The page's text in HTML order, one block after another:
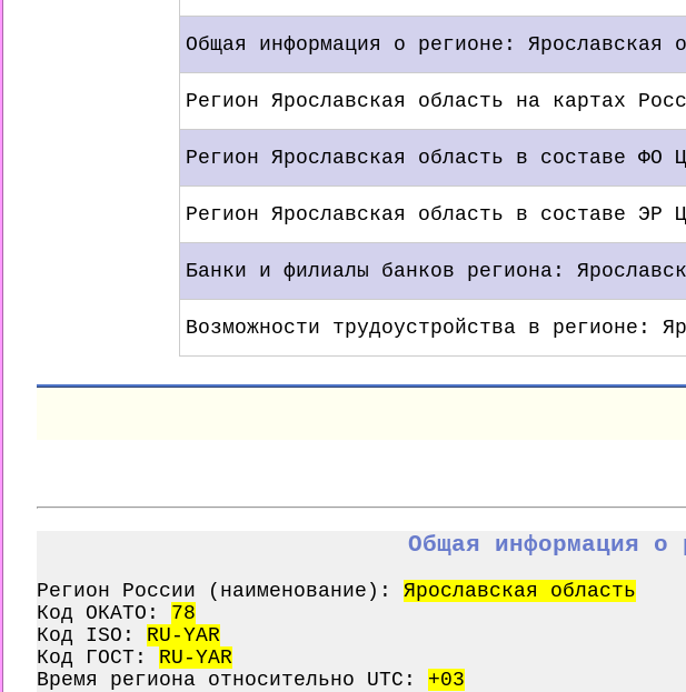
Общая информация о регионе: Ярославская
Регион Ярославская область на картах
Регион Ярославская область в составе ФО
Регион Ярославская область в составе ЭР
Банки и филиалы банков региона:
Возможности трудоустройства в регионе:
Общая информация о
Регион России (наименование): Ярославская область
Код ОКАТО: 78
Код ISO: RU-YAR
Код ГОСТ: RU-YAR
Время региона относительно UTC: +03